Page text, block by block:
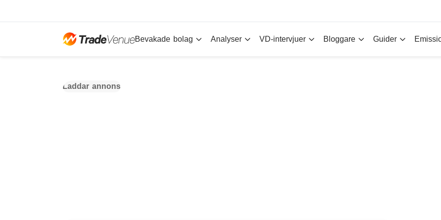
Bevakade bolag Analyser VD-intervjuer Bloggare Guider
Laddar annons